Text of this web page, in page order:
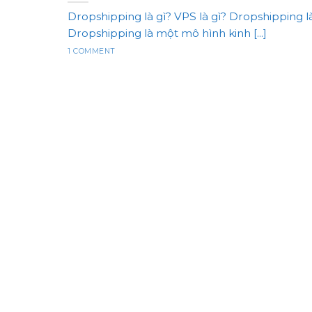
Dropshipping là gì? VPS là gì? Dropshipping
Dropshipping là một mô hình kinh [...]
1 COMMENT